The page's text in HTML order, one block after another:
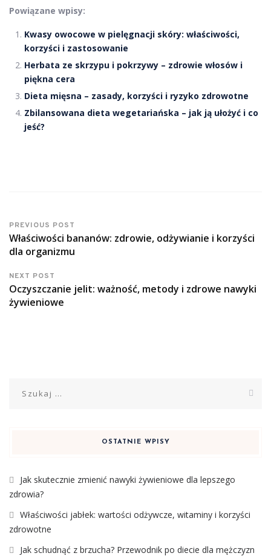
Powiązane wpisy:
Kwasy owocowe w pielęgnacji skóry: właściwości,
korzyści i zastosowanie
Herbata ze skrzypu i pokrzywy – zdrowie włosów i
piękna cera
Dieta mięsna – zasady, korzyści i ryzyko zdrowotne
Zbilansowana dieta wegetariańska – jak ją ułożyć i co
jeść?
PREVIOUS POST
Właściwości bananów: zdrowie, odżywianie i korzyści
dla organizmu
NEXT POST
Oczyszczanie jelit: ważność, metody i zdrowe nawyki
żywieniowe
OSTATNIE WPISY
Jak skutecznie zmienić nawyki żywieniowe dla lepszego
zdrowia?
Właściwości jabłek: wartości odżywcze, witaminy i korzyści
zdrowotne
Jak schudnąć z brzucha? Przewodnik po diecie dla mężczyzn